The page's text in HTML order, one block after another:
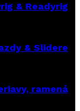
& Readyrig
& Slidere
ramená